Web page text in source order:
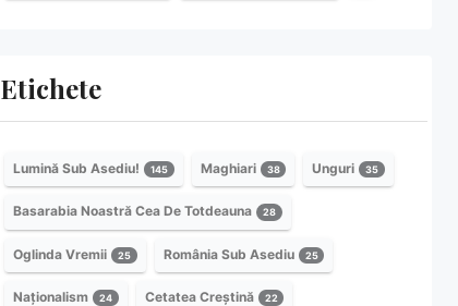
Etichete
Lumină Sub Asediu! 145 Maghiari 38 Unguri 35
Basarabia Noastră Cea De Totdeauna 28
Oglinda Vremii 25 România Sub Asediu 25
Naționalism 24 Cetatea Creștină 22